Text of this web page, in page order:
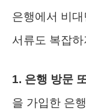
은행에서 비
서류도 복잡
1. 은행 방문
을 가입한 은